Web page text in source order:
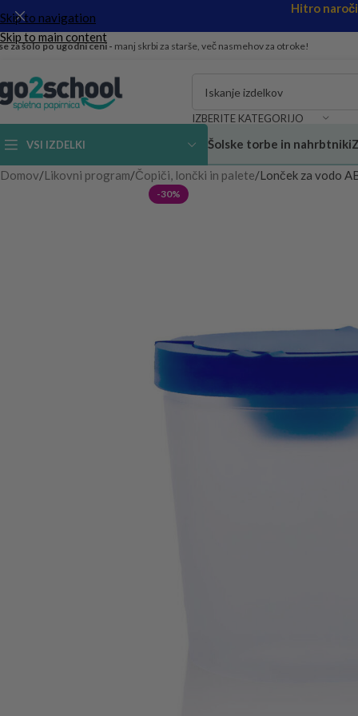
Skip to navigation
Skip to main content
Hitro
za šolo po ugodni ceni - manj skrbi za starše, več nasmehov za otroke!
IZBERITE KATEGORIJO
VSI IZDELKI Šolske torbe in nahrbtniki
Domov Likovni program Čopiči, lončki in palete Lonček za vodo
-30%